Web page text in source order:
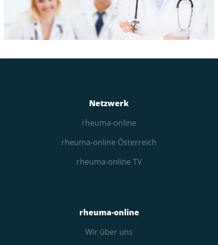
Netzwerk
rheuma-online
rheuma-online Österreich
rheuma-online TV
rheuma-online
Wir über uns